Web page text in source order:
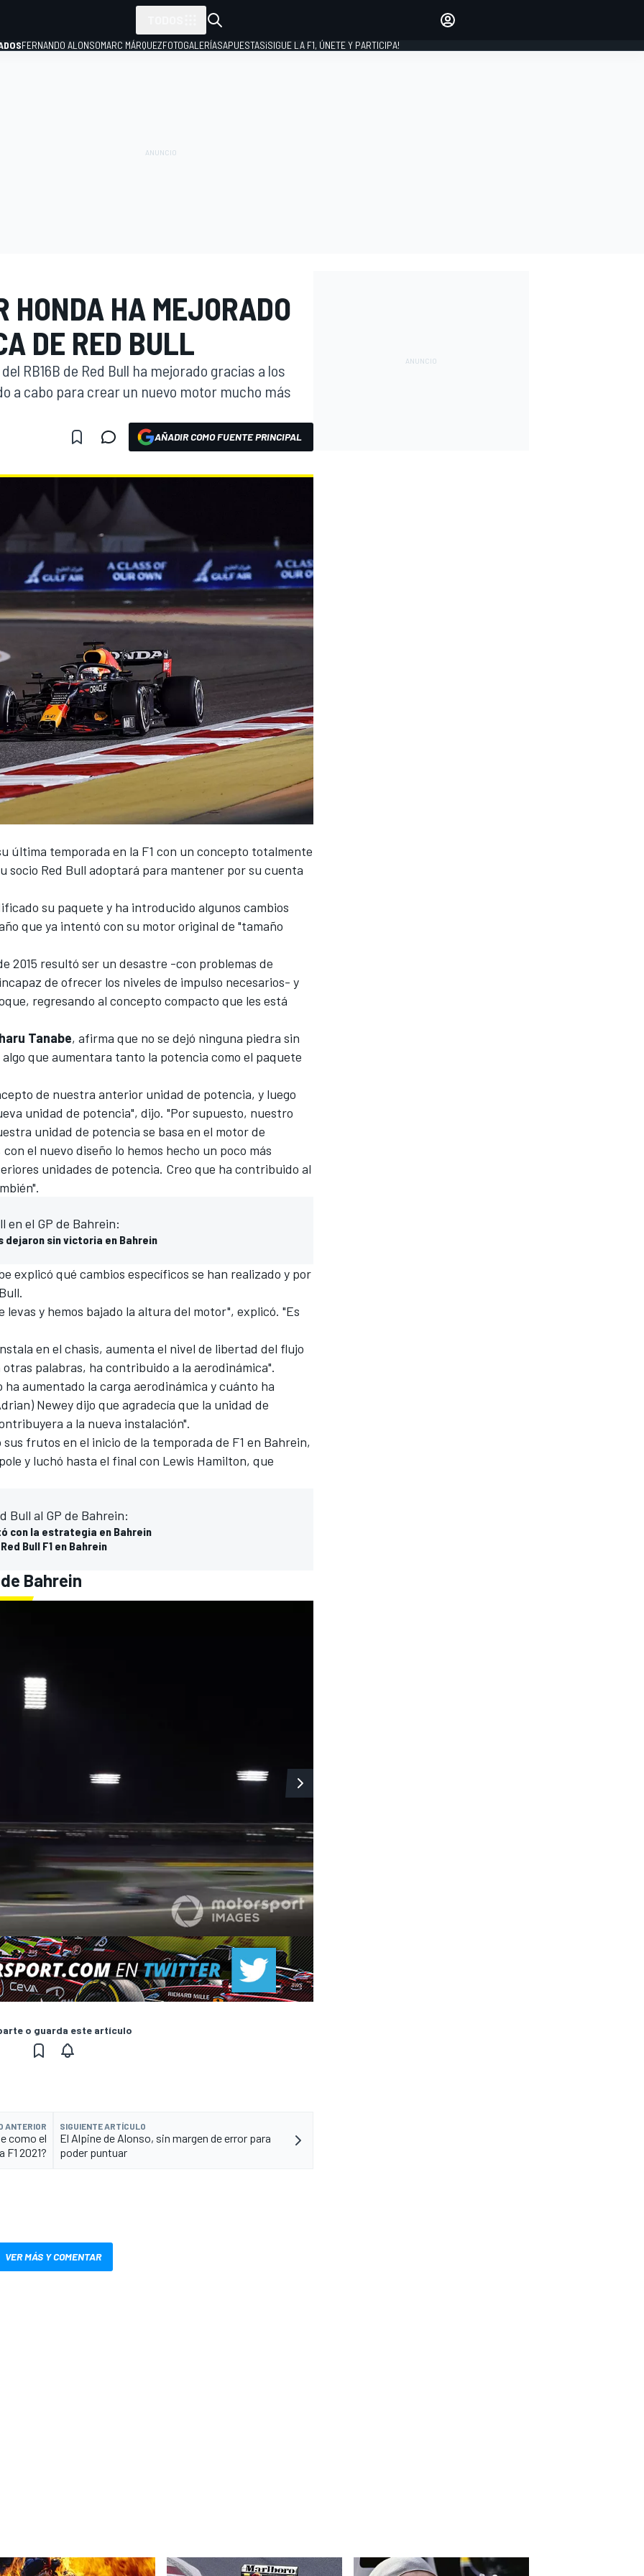
FERNANDO ALONSOMARC MÁRQUEZFOTOGALERÍASAPUESTAS¡SIGUE LA F1, ÚNETE Y PARTICIPA!
HONDA HA MEJORADO
DE RED BULL
RB16B de Red Bull ha mejorado gracias a los
a cabo para crear un nuevo motor mucho más
AÑADIR COMO FUENTE PRINCIPAL
última temporada en la F1 con un concepto totalmente
socio Red Bull adoptará para mantener por su cuenta
su paquete y ha introducido algunos cambios
que ya intentó con su motor original de "tamaño
2015 resultó ser un desastre -con problemas de
de ofrecer los niveles de impulso necesarios- y
regresando al concepto compacto que les está
Tanabe, afirma que no se dejó ninguna piedra sin
que aumentara tanto la potencia como el paquete
de nuestra anterior unidad de potencia, y luego
unidad de potencia", dijo. "Por supuesto, nuestro
unidad de potencia se basa en el motor de
el nuevo diseño lo hemos hecho un poco más
unidades de potencia. Creo que ha contribuido al
en el GP de Bahrein:
dejaron sin victoria en Bahrein
explicó qué cambios específicos se han realizado y por
levas y hemos bajado la altura del motor", explicó. "Es
en el chasis, aumenta el nivel de libertad del flujo
palabras, ha contribuido a la aerodinámica".
aumentado la carga aerodinámica y cuánto ha
Newey dijo que agradecía que la unidad de
a la nueva instalación".
frutos en el inicio de la temporada de F1 en Bahrein,
y luchó hasta el final con Lewis Hamilton, que
Bull al GP de Bahrein:
con la estrategia en Bahrein
Bull F1 en Bahrein
Bahrein
o guarda este artículo
ANTERIOR
como el
F1 2021?
SIGUIENTE ARTÍCULO
El Alpine de Alonso, sin margen de error para
poder puntuar
VER MÁS Y COMENTAR